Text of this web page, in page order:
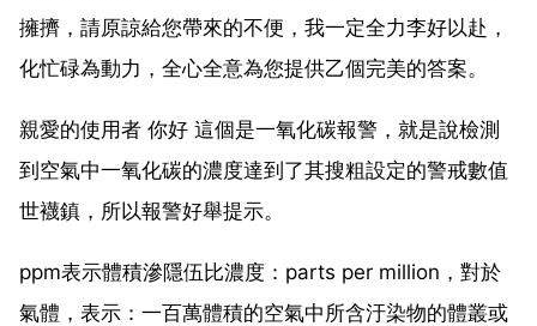
擁擠，請原諒給您帶來的不便，我一定全力李好以赴，
化忙碌為動力，全心全意為您提供乙個完美的答案。
親愛的使用者 你好 這個是一氧化碳報警，就是說檢測
到空氣中一氧化碳的濃度達到了其搜粗設定的警戒數值
世襪鎮，所以報警好舉提示。
ppm表示體積滲隱伍比濃度：parts per million，對於
氣體，表示：一百萬體積的空氣中所含汙染物的體叢或